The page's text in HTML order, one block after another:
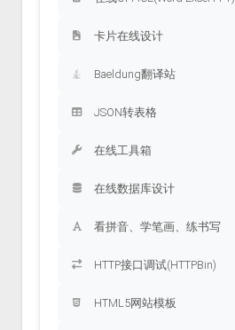
卡片在线设计
Baeldung翻译站
JSON转表格
在线工具箱
在线数据库设计
看拼音、学笔画、练书写
HTTP接口调试(HTTPBin)
HTML5网站模板